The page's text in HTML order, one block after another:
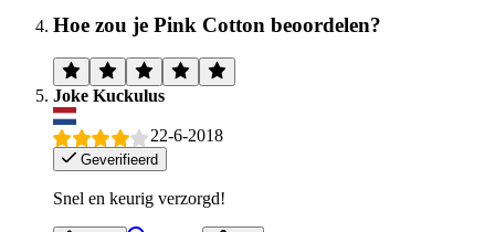
Hoe zou je Pink Cotton beoordelen?
Joke Kuckulus
22-6-2018
Geverifieerd
Snel en keurig verzorgd!